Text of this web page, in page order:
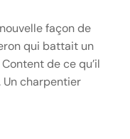
façon de
qui battait un
de ce qu’il
Un charpentier